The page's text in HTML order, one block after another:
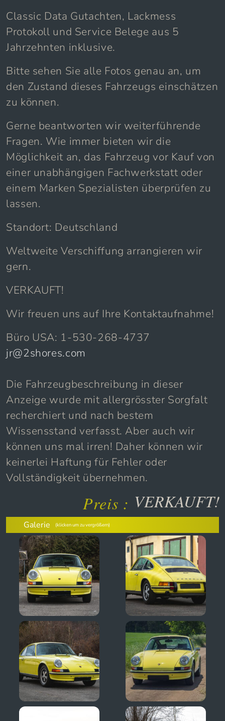
Classic Data Gutachten, Lackmess
Protokoll und Service Belege aus 5
Jahrzehnten inklusive.
Bitte sehen Sie alle Fotos genau an, um
den Zustand dieses Fahrzeugs einschätzen
zu können.
Gerne beantworten wir weiterführende
Fragen. Wie immer bieten wir die
Möglichkeit an, das Fahrzeug vor Kauf von
einer unabhängigen Fachwerkstatt oder
einem Marken Spezialisten überprüfen zu
lassen.
Standort: Deutschland
Weltweite Verschiffung arrangieren wir
gern.
VERKAUFT!
Wir freuen uns auf Ihre Kontaktaufnahme!
Büro USA: 1-530-268-4737
jr@2shores.com
Die Fahrzeugbeschreibung in dieser
Anzeige wurde mit allergrösster Sorgfalt
recherchiert und nach bestem
Wissensstand verfasst. Aber auch wir
können uns mal irren! Daher können wir
keinerlei Haftung für Fehler oder
Vollständigkeit übernehmen.
Preis : VERKAUFT!
Galerie (klicken um zu vergrößern)